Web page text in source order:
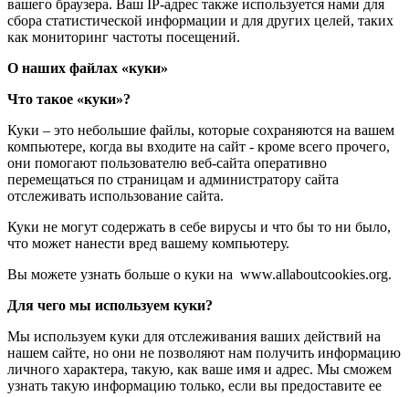
вашего браузера. Ваш IP-адрес также используется нами для
сбора статистической информации и для других целей, таких
как мониторинг частоты посещений.
О наших файлах «куки»
Что такое «куки»?
Куки – это небольшие файлы, которые сохраняются на вашем
компьютере, когда вы входите на сайт - кроме всего прочего,
они помогают пользователю веб-сайта оперативно
перемещаться по страницам и администратору сайта
отслеживать использование сайта.
Куки не могут содержать в себе вирусы и что бы то ни было,
что может нанести вред вашему компьютеру.
Вы можете узнать больше о куки на www.allaboutcookies.org.
Для чего мы используем куки?
Мы используем куки для отслеживания ваших действий на
нашем сайте, но они не позволяют нам получить информацию
личного характера, такую, как ваше имя и адрес. Мы сможем
узнать такую информацию только, если вы предоставите ее